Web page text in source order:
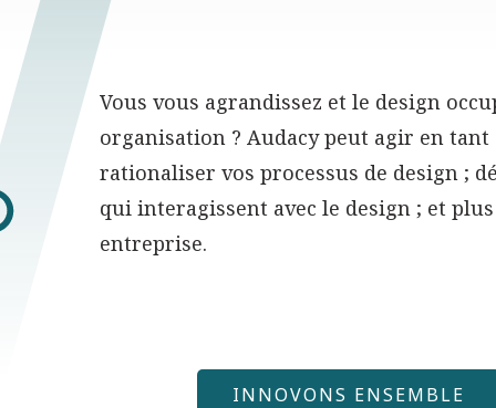
Vous vous agrandissez et le design
organisation ? Audacy peut agir en
rationaliser vos processus de design ;
qui interagissent avec le design ; et
entreprise.
INNOVONS ENSEMBLE